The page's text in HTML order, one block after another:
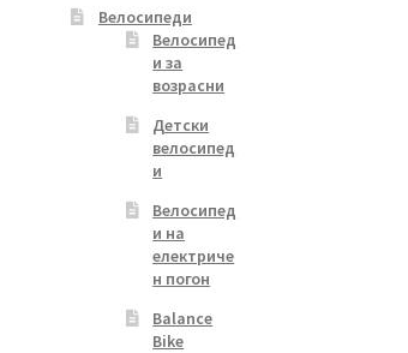
Велосипеди
Велосипед
и за
возрасни
Детски
велосипед
и
Велосипед
и на
електриче
н погон
Balance
Bike